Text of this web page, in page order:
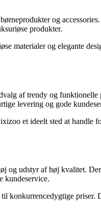
og
produkter.
materialer og elegante
af trendy og
levering og gode
et ideelt sted at
og udstyr af høj kvalitet.
kundeservice.
konkurrencedygtige